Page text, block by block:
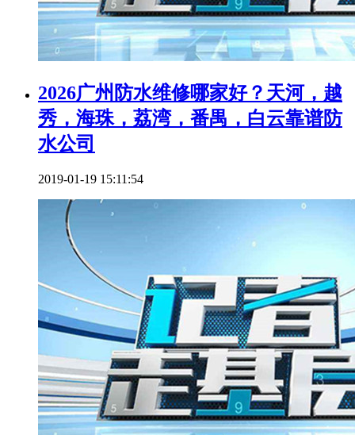
2026广州防水维修哪家好？天河，越
秀，海珠，荔湾，番禺，白云靠谱防
水公司
2019-01-19 15:11:54